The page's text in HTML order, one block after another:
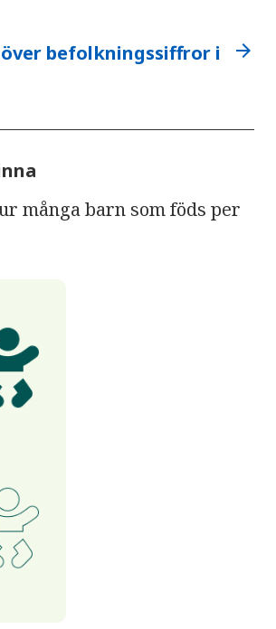
befolkningssiffror i
arrow_forward
många barn som föds per